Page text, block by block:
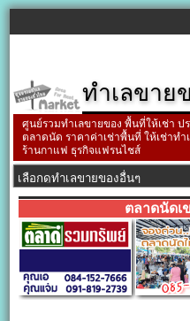
ทำเลขาย
ศูนย์รวมทำเลขายของ พื้นที่ให้เช่า
ตลาดนัด ราคาค่าเช่าพื้นที่ ให้เช่าท
ร้านกาแฟ ธุรกิจแฟรนไชส์
ตลาดนัดเ